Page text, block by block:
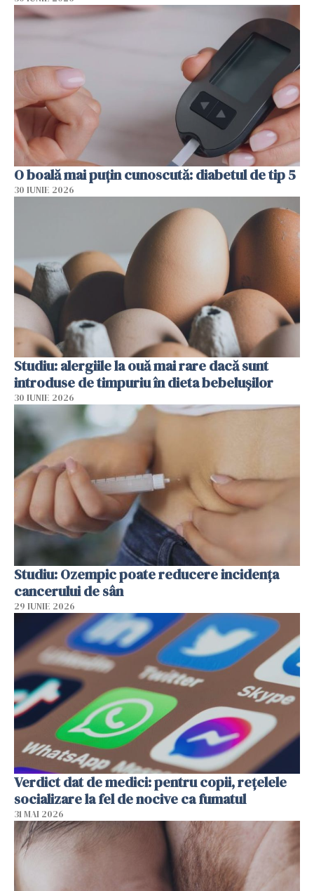
O boală mai puțin cunoscută: diabetul de tip 5
30 IUNIE 2026
Studiu: alergiile la ouă mai rare dacă sunt
introduse de timpuriu în dieta bebelușilor
30 IUNIE 2026
Studiu: Ozempic poate reducere incidența
cancerului de sân
29 IUNIE 2026
Verdict dat de medici: pentru copii, rețelele
socializare la fel de nocive ca fumatul
31 MAI 2026